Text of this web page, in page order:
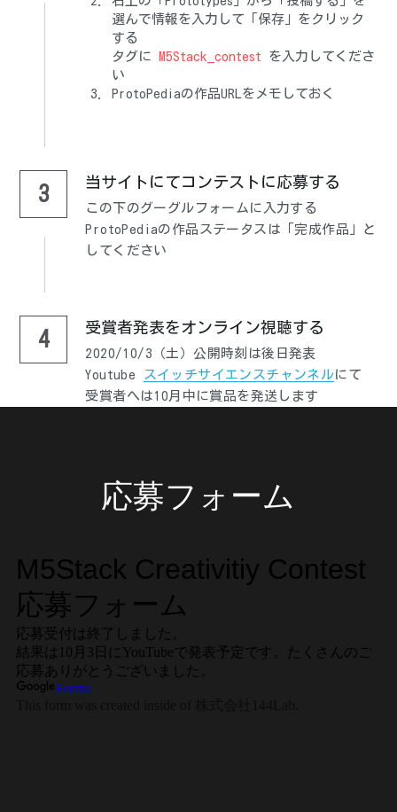
選んで情報を入力して「保存」をクリック
する
タグに
M5Stack_contest を入力してくださ
い
ProtoPediaの作品URLをメモしておく
3
当サイトにてコンテストに応募する
この下のグーグルフォームに入力する
ProtoPediaの作品ステータスは「完成作品」と
してください
4
受賞者発表をオンライン視聴する
2020/10/3（土）公開時刻は後日発表
Youtube
スイッチサイエンスチャンネルにて
受賞者へは10月中に賞品を発送します
応募フォーム